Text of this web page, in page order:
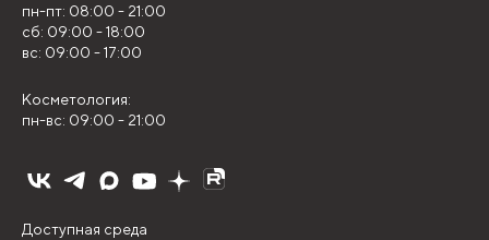
пн-пт: 08:00 - 21:00
сб: 09:00 - 18:00
вс: 09:00 - 17:00
Косметология:
пн-вс: 09:00 - 21:00
Доступная среда